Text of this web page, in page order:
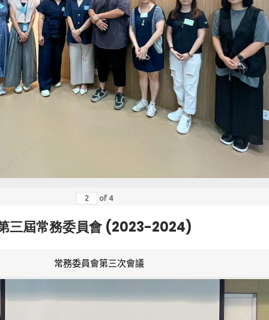
of 4
三屆常務委員會 (2023-2024)
常務委員會第三次會議